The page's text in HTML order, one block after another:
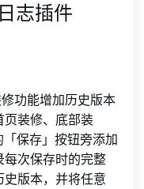
志插件
功能增加历史版本
页装修、底部装
保存」按钮旁添加
次保存时的完整
版本，并将任意